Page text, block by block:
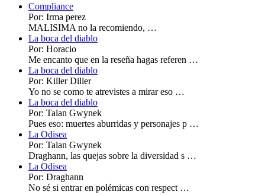
Compliance
Por: Irma perez
MALISIMA no la recomiendo, …
La boca del diablo
Por: Horacio
Me encanto que en la reseña hagas referen …
La boca del diablo
Por: Killer Diller
Yo no se como te atrevistes a mirar eso …
La boca del diablo
Por: Talan Gwynek
Pues eso: muertes aburridas y personajes p …
La Odisea
Por: Talan Gwynek
Draghann, las quejas sobre la diversidad s …
La Odisea
Por: Draghann
No sé si entrar en polémicas con respect …